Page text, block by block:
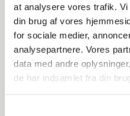
at analysere vores trafik.
din brug af vores
for sociale medier,
analysepartnere. Vores
data med andre
de har indsamlet fra din
000605034
DN25 33,7 Løsflange (B3-49)
EN 1092-1 T:04 A PN10-40